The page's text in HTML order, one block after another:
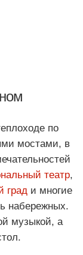
по
мостами, в
театр,
град и многие
набережных.
музыкой, а